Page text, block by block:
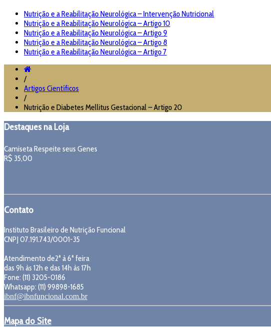
Nutrição e a Reabilitação Neurológica – Intervenção Nutricional
Nutrição e a Reabilitação Neurológica – Artigo 10
Nutrição e a Reabilitação Neurológica – Artigo 9
Nutrição e a Reabilitação Neurológica – Artigo 8
Nutrição e a Reabilitação Neurológica – Artigo 7
/
Artigos Científicos
/
Nutrição e Diabetes Mellitus Gestacional – Artigo 20
Destaques na Loja
Camiseta Respeite seus Genes
R$ 35,00
Contato
Instituto Brasileiro de Nutrição Funcional
CNPJ 07.191.743/0001-35
Atendimento de2ª à 6ª feira
das 9h às 12h e das 14h às 17h
Fone: (11) 3205-0186
Whatsapp: (11) 99898-1685
ibnf@ibnfuncional.com.br
Mapa do Site